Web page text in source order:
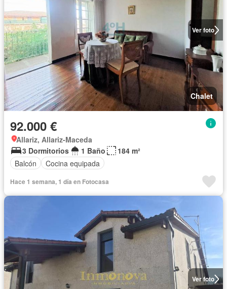
Ver foto
Chalet
92.000 €
Allariz, Allariz-Maceda
3 Dormitorios
1 Baño
184 m²
Balcón
Cocina equipada
Hace 1 semana, 1 día en Fotocasa
Ver foto